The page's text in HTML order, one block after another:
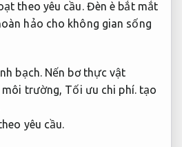
theo yêu cầu.Đèn è bắt mắt
hảo cho không gian sống
bạch.Nến bơ thực vật
môi trường, Tối ưu chi phí.tạo
yêu cầu.